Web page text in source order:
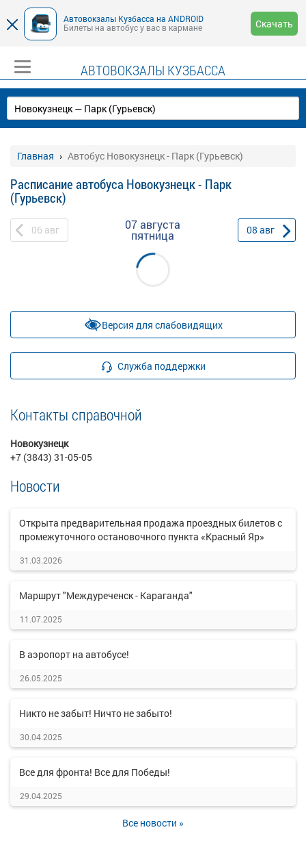
Автовокзалы Кузбасса на ANDROID
Билеты на автобус у вас в кармане
Скачать
АВТОВОКЗАЛЫ КУЗБАССА
Главная Автобус Новокузнецк - Парк (Гурьевск)
Расписание автобуса Новокузнецк - Парк
(Гурьевск)
06 авг 07 августа
пятница 08 авг
Версия для слабовидящих
Служба поддержки
Контакты справочной
Новокузнецк
+7 (3843) 31-05-05
Новости
Открыта предварительная продажа проездных билетов с
промежуточного остановочного пункта «Красный Яр»
31.03.2026
Маршрут "Междуреченск - Караганда"
11.07.2025
В аэропорт на автобусе!
26.05.2025
Никто не забыт! Ничто не забыто!
30.04.2025
Все для фронта! Все для Победы!
29.04.2025
Все новости »